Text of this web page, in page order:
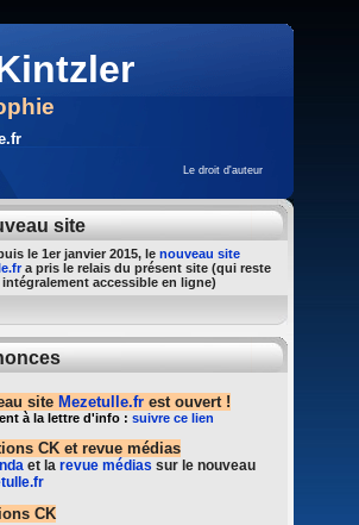
Le droit d'auteur
site
le 1er janvier 2015, le nouveau site
a pris le relais du présent site (qui reste
intégralement accessible en ligne)
site Mezetulle.fr est ouvert !
à la lettre d'info : suivre ce lien
CK et revue médias
et la revue médias sur le nouveau
CK